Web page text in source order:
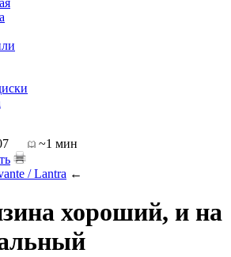
~1 мин
/ Lantra ←
хороший, и на